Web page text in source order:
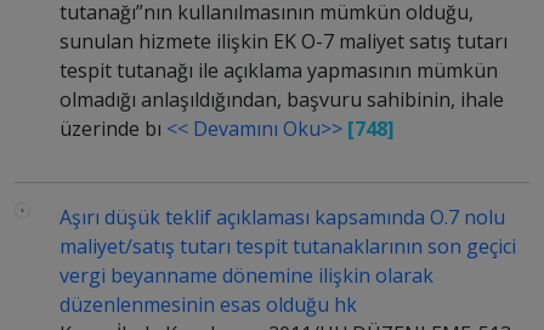
tutanağı”nın kullanılmasının mümkün olduğu,
sunulan hizmete ilişkin EK O-7 maliyet satış tutarı
tespit tutanağı ile açıklama yapmasının mümkün
olmadığı anlaşıldığından, başvuru sahibinin, ihale
üzerinde bı << Devamını Oku>> [748]
Aşırı düşük teklif açıklaması kapsamında O.7 nolu
maliyet/satış tutarı tespit tutanaklarının son geçici
vergi beyanname dönemine ilişkin olarak
düzenlenmesinin esas olduğu hk